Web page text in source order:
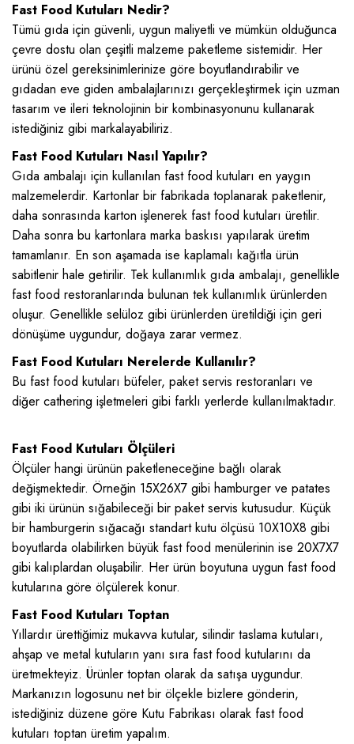
Fast Food Kutuları Nedir?
Tümü gıda için güvenli, uygun maliyetli ve mümkün olduğunca
çevre dostu olan çeşitli malzeme paketleme sistemidir. Her
ürünü özel gereksinimlerinize göre boyutlandırabilir ve
gıdadan eve giden ambalajlarınızı gerçekleştirmek için uzman
tasarım ve ileri teknolojinin bir kombinasyonunu kullanarak
istediğiniz gibi markalayabiliriz.
Fast Food Kutuları Nasıl Yapılır?
Gıda ambalajı için kullanılan fast food kutuları en yaygın
malzemelerdir. Kartonlar bir fabrikada toplanarak paketlenir,
daha sonrasında karton işlenerek fast food kutuları üretilir.
Daha sonra bu kartonlara marka baskısı yapılarak üretim
tamamlanır. En son aşamada ise kaplamalı kağıtla ürün
sabitlenir hale getirilir. Tek kullanımlık gıda ambalajı, genellikle
fast food restoranlarında bulunan tek kullanımlık ürünlerden
oluşur. Genellikle selüloz gibi ürünlerden üretildiği için geri
dönüşüme uygundur, doğaya zarar vermez.
Fast Food Kutuları Nerelerde Kullanılır?
Bu fast food kutuları büfeler, paket servis restoranları ve
diğer cathering işletmeleri gibi farklı yerlerde kullanılmaktadır.
Fast Food Kutuları Ölçüleri
Ölçüler hangi ürünün paketleneceğine bağlı olarak
değişmektedir. Örneğin 15X26X7 gibi hamburger ve patates
gibi iki ürünün sığabileceği bir paket servis kutusudur. Küçük
bir hamburgerin sığacağı standart kutu ölçüsü 10X10X8 gibi
boyutlarda olabilirken büyük fast food menülerinin ise 20X7X7
gibi kalıplardan oluşabilir. Her ürün boyutuna uygun fast food
kutularına göre ölçülerek konur.
Fast Food Kutuları Toptan
Yıllardır ürettiğimiz mukavva kutular, silindir taslama kutuları,
ahşap ve metal kutuların yanı sıra fast food kutularını da
üretmekteyiz. Ürünler toptan olarak da satışa uygundur.
Markanızın logosunu net bir ölçekle bizlere gönderin,
istediğiniz düzene göre Kutu Fabrikası olarak fast food
kutuları toptan üretim yapalım.